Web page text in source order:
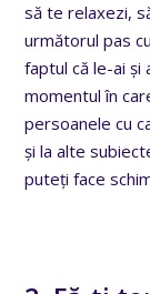
să te relaxezi,
următorul pas
faptul că le-ai
momentul în
persoanele cu
și la alte
puteți face